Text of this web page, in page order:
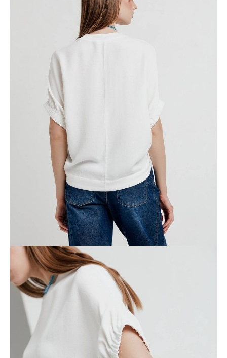
DODAJ DO KOSZYKA
Jak złożyć zamówienie
POWIADOM MNIE O DOSTĘPNOŚCI
ПОЛУЧИТЬ ПО EMAIL
darmowa od 99 zł
czas dostawy: 1-2 dni robocze
Paczkomaty InPost 24/7,
darmowa od 50 zł
czas dostawy: 1-2 dni robocze
Odbiór osobisty
w sklepie Conte (Łodz)
pn.- czw. 8:00 - 16:00, pt. 8:00 - 14:00
SKU1006020620150972
Skład
Udostępnij produkt
Podmiot odpowiedzialny
EuroTrade Tex Sp z o.o.
Św. Teresy 91
91-341, Łódź, Polska
+48 500-503-636
info@conteshop.pl
Ten produkt nie ma pytań Możesz zadać pytanie, klikając przycisk
Zadaj pytanie
Nowe pytanie